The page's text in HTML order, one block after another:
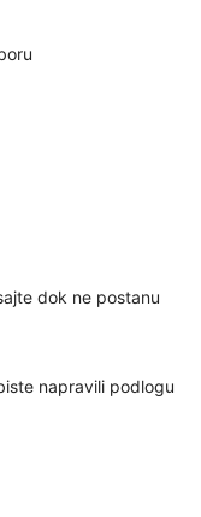
dok ne postanu
napravili podlogu